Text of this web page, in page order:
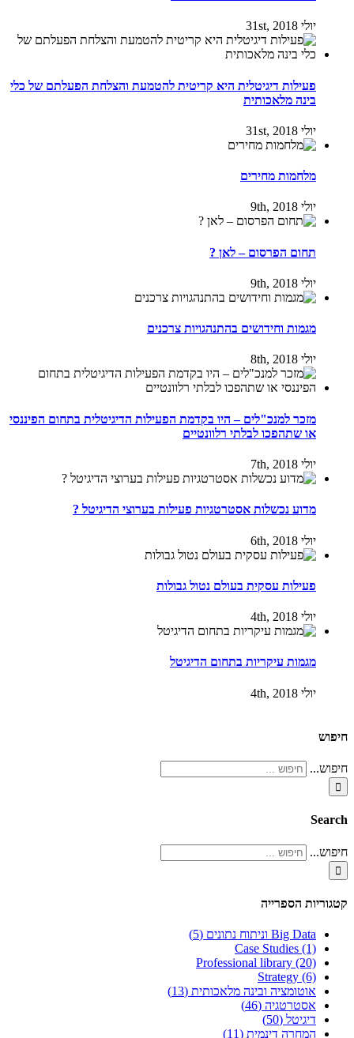
יולי 31st, 2018
פעילות דיגיטלית היא קריטית להטמעת והצלחת הפעלתם של כלי
בינה מלאכותית
יולי 31st, 2018
מלחמות מחירים
יולי 9th, 2018
תחום הפרסום – לאן ?
יולי 9th, 2018
מגמות וחידושים בהתנהגויות צרכנים
יולי 8th, 2018
מזכר למנכ"לים – היו בקדמת הפעילות הדיגיטלית בתחום הפיננסי
או שתהפכו לבלתי רלוונטיים
יולי 7th, 2018
מדוע נכשלות אסטרטגיות פעילות בערוצי הדיגיטל ?
יולי 6th, 2018
פעילות עסקית בעולם נטול גבולות
יולי 4th, 2018
מגמות עיקריות בתחום הדיגיטל
יולי 4th, 2018
חיפוש
חיפוש...
Search
חיפוש...
קטגוריות הספרייה
Big Data וניתוח נתונים (5)
Case Studies (1)
Professional library (20)
Strategy (6)
אוטומציה ובינה מלאכותית (13)
אסטרטגיה (46)
דיגיטל (50)
המחרה דינמית (11)